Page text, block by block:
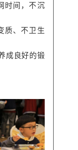
时间，不沉
质、不卫生
成良好的锻